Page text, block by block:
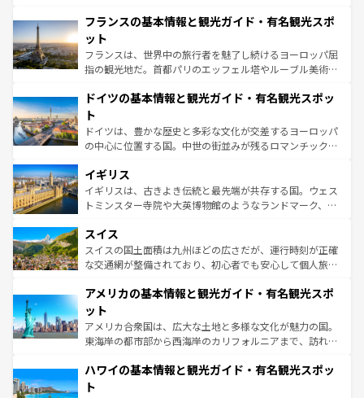
なお、新着のイタリア情報はコンテンツ一覧を参照してほ
しい。
文化が根付くこの国では、情熱的なフラメンコ、熱気あふ
れる闘牛、そして美味しいタパスが生活の一部となってい
る。首都マドリードの洗練された雰囲気や、バルセロナの
アートに溢れた街角から、地方では古代ローマ遺跡や中世
せる。地方によって風土や気候が異なるスペインはその個
ンテンツ一覧 を参照してほしい。
フランスの基本情報と観光ガイド・有名観光スポ
ット
フランスは、世界中の旅行者を魅了し続けるヨーロッパ屈
指の観光地だ。首都パリのエッフェル塔やルーブル美術館
で、幅広い魅力が詰まっている。華麗な宮殿、歴史的な大
聖堂、美しいビーチ、そして豊かな自然が、訪れる者を心
から魅了する。また、フランスは美食の国としても知ら
れ、フランス料理はユネスコ無形文化遺産にも登録されて
香り高いラベンダー畑など、多彩な楽しみ方が可能だ。さ
らに、パリ以外の地域にも魅力が溢れており、どの街角に
も豊かな歴史と文化が息づいている。パリ以外の個性あふ
を参照してほしい。
ドイツの基本情報と観光ガイド・有名観光スポッ
ト
ドイツは、豊かな歴史と多彩な文化が交差するヨーロッパ
の中心に位置する国。中世の街並みが残るロマンチック街
顔を持つこの国は、どこを歩いても飽きることがない。ベ
ルリンの文化的活気、バイエルン州のアルプスの絶景、そ
してライン川沿いのワイン畑といった風景は必見。ビール
は、お酒好きな人にはぜひ体験してほしい。 なお、新着の
ドイツ情報はコンテンツ一覧を参照してほしい。
イギリス
イギリスは、古きよき伝統と最先端が共存する国。ウェス
トミンスター寺院や大英博物館のようなランドマーク、歴
リアごとに異なる魅力がある。また、優雅なアフタヌーン
ティー、ビール好きにはたまらない英国パブ、サッカー観
戦など、本場だからこそできる体験も豊富。イギリスを旅
ンツ一覧を参照してほしい。
スイス
スイスの国土面積は九州ほどの広さだが、運行時刻が正確
な交通網が整備されており、初心者でも安心して個人旅行
の建物がそのまま残る町や、スイスならではのユニークな
博物館もあり、アルプス観光だけでなく町歩きも満喫する
ことができる。国民の所得が高いため物価も高いが、旅行
者向けの交通パス提供のサービスもあり、うまく活用すれ
着のスイス情報はコンテンツ一覧を参照してほしい。
アメリカの基本情報と観光ガイド・有名観光スポ
ット
アメリカ合衆国は、広大な土地と多様な文化が魅力の国。
東海岸の都市部から西海岸のカリフォルニアまで、訪れる
のような巨大都市は、観光、ショッピング、エンターテイ
ンメントが詰まった刺激的なスポットだ。一方、アメリカ
ハワイの基本情報と観光ガイド・有名観光スポッ
ト